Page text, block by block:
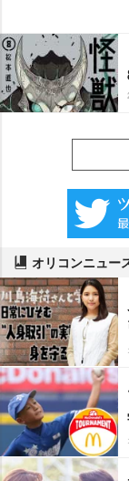
オリコンニュー